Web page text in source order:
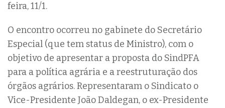
feira, 11/1.
O encontro ocorreu no gabinete do Secretário
Especial (que tem status de Ministro), com o
objetivo de apresentar a proposta do SindPFA
para a política agrária e a reestruturação dos
órgãos agrários. Representaram o Sindicato o
Vice-Presidente João Daldegan, o ex-Presidente